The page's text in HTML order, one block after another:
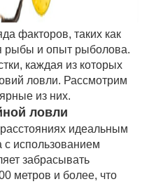
факторов, таких как
рыбы и опыт рыболова.
каждая из которых
ловли. Рассмотрим
из них.
ловли
идеальным
с использованием
забрасывать
метров и более, что